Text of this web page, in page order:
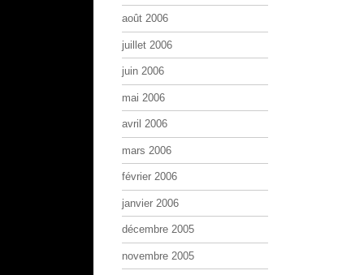
août 2006
juillet 2006
juin 2006
mai 2006
avril 2006
mars 2006
février 2006
janvier 2006
décembre 2005
novembre 2005